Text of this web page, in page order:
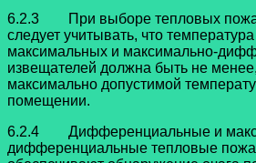
6.2.3 При выборе тепловых
следует учитывать, что
максимальных и максимально-
извещателей должна быть не
максимально допустимой
помещении.
6.2.4 Дифференциальные и
дифференциальные тепловые